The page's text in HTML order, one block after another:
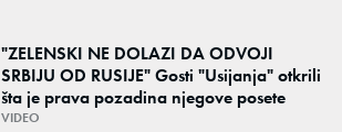
"ZELENSKI NE DOLAZI DA ODVOJI
SRBIJU OD RUSIJE" Gosti "Usijanja" otkrili
šta je prava pozadina njegove posete
Beogradu
VIDEO